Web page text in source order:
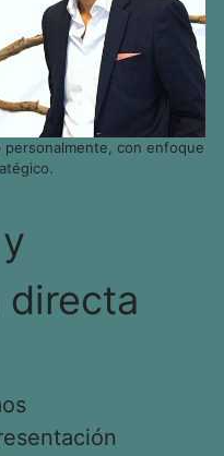
personalmente, con enfoque